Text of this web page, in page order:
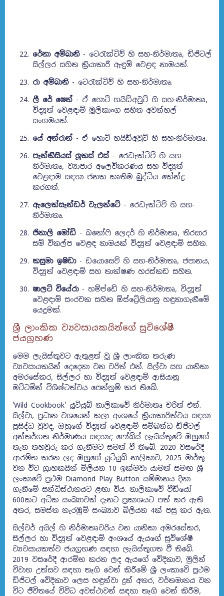
රේනා අම්බානි- ටෙරැක්ටිව් හි සහ-නිර්මාතෘ, ඩිජිටල්
සිල්ලර සහිත ක්‍රියාකාරී ඇඳුම් වෙළඳ නාමයක්.
රා අම්බානි- ටෙරැක්ටිව් හි සහ-නිර්මාතෘ.
ලී රේ ෂෙන් - ඒ හොට් හයිඩ්අවුට් හි සහ-නිර්මාතෘ,
විද්‍යුත් වෙළඳාම් මූලිකාංග සහිත අවන්හල්
සංගමයක්.
යේ අන්රාන් - ඒ හොට් හයිඩ්අවුට් හි සහ-නිර්මාතෘ.
පැන්කිසියස් ලූකස් එස් - රෙඩැක්ටිව් හි සහ-
නිර්මාතෘ, ව්‍යාපාර අලෙවිකරණය සහ විද්‍යුත්
වෙළඳාම සඳහා ජනක කෘතිම බුද්ධිය කේන්ද්‍ර
කරගත්.
ඇලෙක්සැන්ඩර් වැලන්ටේ- රෙඩැක්ටිව් හි සහ-
නිර්මාතෘ.
ජිනාලි මෝඩි - බනෝෆි ලෙදර් හි නිර්මාතෘ, තිරසාර
සම් විකල්ප වෙළඳ නාමයක් විද්‍යුත් වෙළඳාම් සහිත.
කසුමා ඉෂිඩා- ඩයොසෙව් හි සහ-නිර්මාතෘ, ජපානය,
විද්‍යුත් වෙළඳාම් සහ තාක්ෂණ හරස්කඩ සහිත.
ෂාලට් වියේරා- හම්ප්ඩේ හි සහ-නිර්මාතෘ, විද්‍යුත්
වෙළඳාම් සංරචක සහිත ඕස්ට්‍රේලියානු හඳුනාගැනීමේ
යෙදුමක්.
ශ්‍රී ලාංකික ව්‍යවසායකයින්ගේ සුවිශේෂී
ජයග්‍රහණ
මෙම ලැයිස්තුවට ඇතුළත් වූ ශ්‍රී ලාංකික තරුණ
ව්‍යවසායකයින් දෙදෙනා වන චරිත් එන්. සිල්වා සහ යානිකා
අමරසේකර, සිල්ලර හා විද්‍යුත් වෙ‍ළඳාම් ආසියානු
මට්ටමින් විශිෂ්ටත්වය පෙන්නුම් කර තිබේ.
'Wild Cookbook' යූටියුබ් නාලිකාවේ නිර්මාතෘ චරිත් එන්.
සිල්වා, ප්‍රධාන වශයෙන් කලා අංශයේ ක්‍රියාකාරිත්වය සඳහා
ප්‍රසිද්ධ වුවද, ඔහුගේ විද්‍යුත් වෙළඳාම් සම්බන්ධ ඩිජිටල්
අන්තර්ගත නිර්මාණය සඳහාද ෆෝබ්ස් ලැයිස්තුවේ ඔහුගේ
තැන තහවුරු කර ගැනීමට සමත් වී තිබේ. 2020 වසරේදී
ආරම්භ කරන ලද ඔහුගේ යූටියුබ් නාලිකාව, 2025 මාර්තු
වන විට ග්‍රාහකයින් මිලියන 10 ඉක්මවා යාමත් සමඟ ශ්‍රී
ලංකාවේ ප්‍රථම Diamond Play Button සම්මානය දිනා
ගැනීමේ සන්ධිස්ථානයට ළඟා විය. නාලිකාවේ වීඩියෝ
600කට අධික සංඛ්‍යාවක් දැනට ප්‍රකාශයට පත් කර ඇති
අතර, සමස්ත නැරඹුම් සංඛ්‍යාව බිලියන 4ක් පසු කර ඇත.
සිල්වර් අයිල් හි නිර්මාතෘවරිය වන යානිකා අමරසේකර,
සිල්ලර හා විද්‍යුත් වෙළඳාම් අංශයේ ඇයගේ සුවිශේෂී
ව්‍යවසායකත්ව ජයග්‍රහණ සඳහා ලැයිස්තුගත වී තිබේ.
2019 වසරේදී ආරම්භ කරන ලද ඇයගේ වේදිකාව, මුලින්
විවාහ උත්සව සඳහා තෑගි වෙන් කිරීමේ ශ්‍රී ලංකාවේ ප්‍රථම
ඩිජිටල් වේදිකාව ලෙස හඳුන්වා දුන් අතර, වර්තමානය වන
විට ජීවිතයේ විවිධ අවස්ථාවන් සඳහා තෑගි වෙන් කිරීම,